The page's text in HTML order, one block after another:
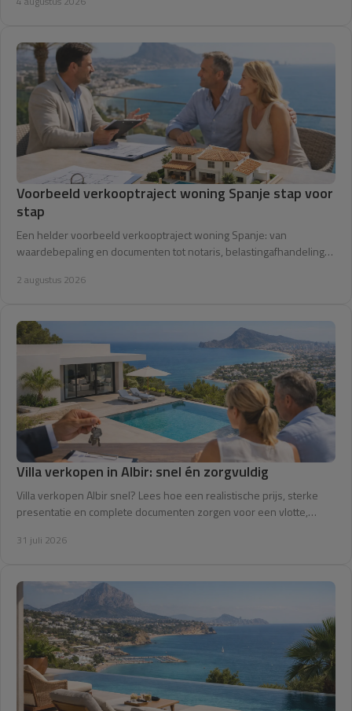
Voorbeeld verkooptraject woning Spanje stap voor
stap
Een helder voorbeeld verkooptraject woning Spanje: van
waardebepaling en documenten tot notaris, belastingafhandeling
2 augustus 2026
Villa verkopen in Albir: snel én zorgvuldig
Villa verkopen Albir snel? Lees hoe een realistische prijs, sterke
presentatie en complete documenten zorgen voor een vlotte,
31 juli 2026